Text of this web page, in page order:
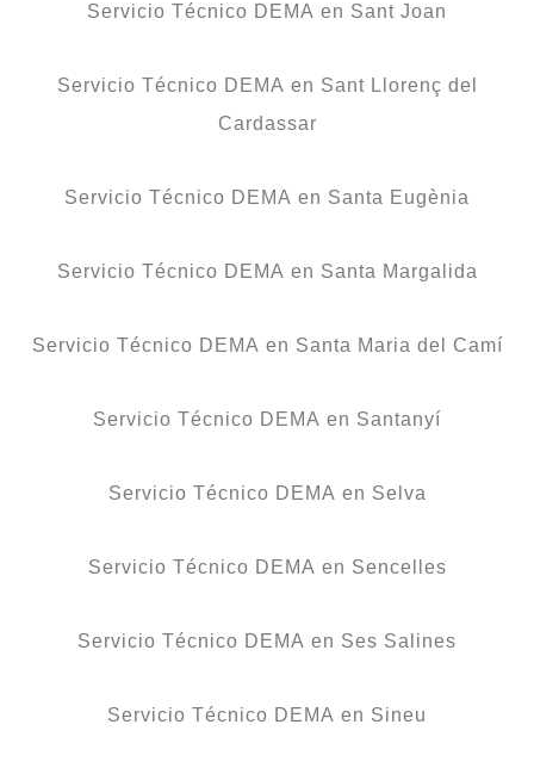
Servicio Técnico DEMA en Sant Joan
Servicio Técnico DEMA en Sant Llorenç del
Cardassar
Servicio Técnico DEMA en Santa Eugènia
Servicio Técnico DEMA en Santa Margalida
Servicio Técnico DEMA en Santa Maria del Camí
Servicio Técnico DEMA en Santanyí
Servicio Técnico DEMA en Selva
Servicio Técnico DEMA en Sencelles
Servicio Técnico DEMA en Ses Salines
Servicio Técnico DEMA en Sineu